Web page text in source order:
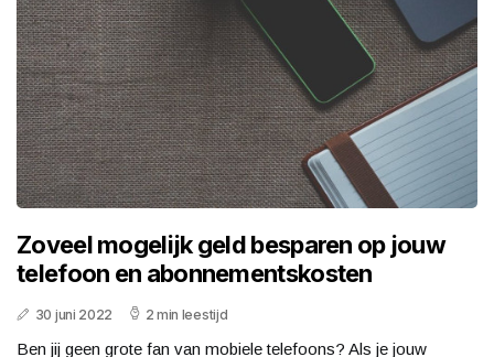
Zoveel mogelijk geld besparen op jouw
telefoon en abonnementskosten
30 juni 2022 2 min leestijd
Ben jij geen grote fan van mobiele telefoons? Als je jouw